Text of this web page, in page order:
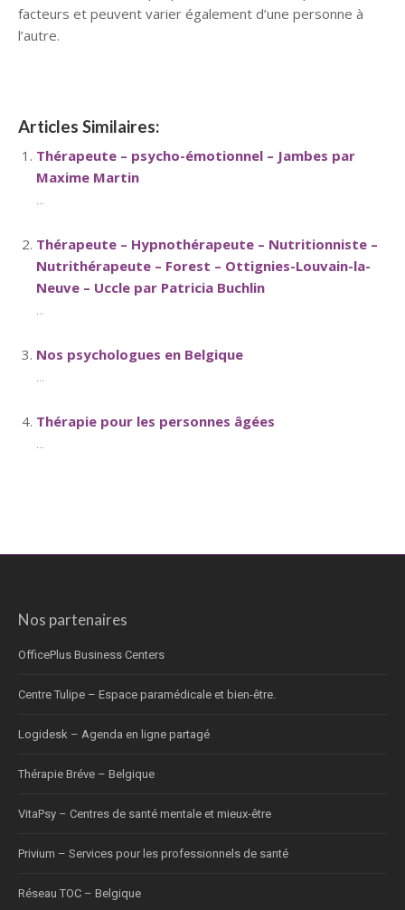
facteurs et peuvent varier également d’une personne à
l’autre.
Articles Similaires:
Thérapeute – psycho-émotionnel – Jambes par
Maxime Martin
...
Thérapeute – Hypnothérapeute – Nutritionniste –
Nutrithérapeute – Forest – Ottignies-Louvain-la-
Neuve – Uccle par Patricia Buchlin
...
Nos psychologues en Belgique
...
Thérapie pour les personnes âgées
...
Nos partenaires
OfficePlus Business Centers
Centre Tulipe – Espace paramédicale et bien-être.
Logidesk – Agenda en ligne partagé
Thérapie Bréve – Belgique
VitaPsy – Centres de santé mentale et mieux-être
Privium – Services pour les professionnels de santé
Réseau TOC – Belgique